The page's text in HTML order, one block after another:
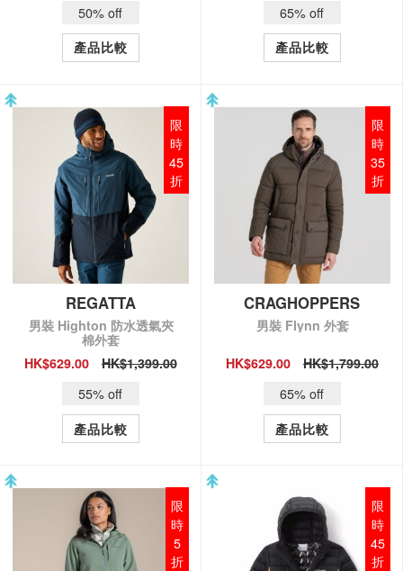
50% off
產品比較
65% off
產品比較
QUICK VIEW
REGATTA
男裝 Highton 防水透氣夾
棉外套
HK$629.00
HK$1,399.00
55% off
產品比較
限
時
45
折
QUICK VIEW
CRAGHOPPERS
男裝 Flynn 外套
HK$629.00
HK$1,799.00
65% off
產品比較
限
時
35
折
限
時
5
折
限
時
45
折